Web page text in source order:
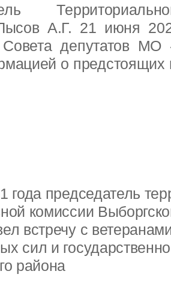
А.Г. 21 июня
Совета депутатов МО
о предстоящих
года председатель
комиссии
встречу с
сил и
района